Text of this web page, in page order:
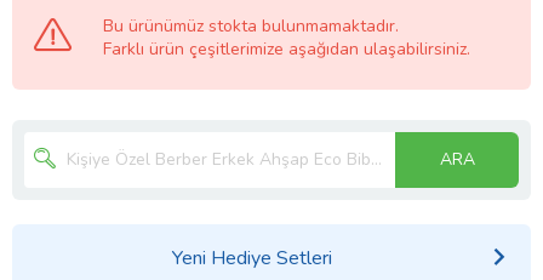
Bu ürünümüz stokta bulunmamaktadır.
Farklı ürün çeşitlerimize aşağıdan ulaşabilirsiniz.
ARA
Yeni Hediye Setleri